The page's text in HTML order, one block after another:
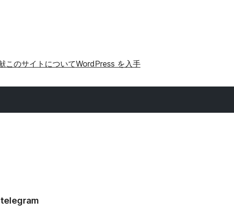
このサイトについてWordPress を入手